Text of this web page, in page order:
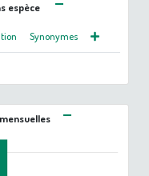
espèce
Synonymes